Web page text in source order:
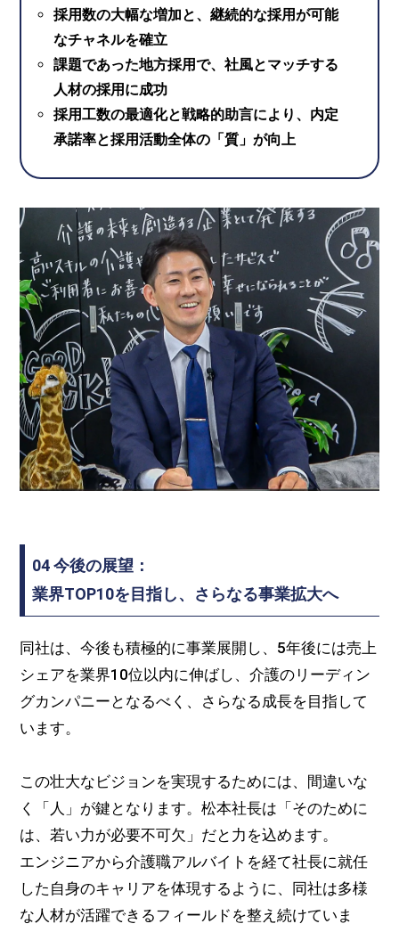
採用数の大幅な増加と、継続的な採用が可能
なチャネルを確立
課題であった地方採用で、社風とマッチする
人材の採用に成功
採用工数の最適化と戦略的助言により、内定
承諾率と採用活動全体の「質」が向上
04 今後の展望：
業界TOP10を目指し、さらなる事業拡大へ
同社は、今後も積極的に事業展開し、5年後には売上
シェアを業界10位以内に伸ばし、介護のリーディン
グカンパニーとなるべく、さらなる成長を目指して
います。
この壮大なビジョンを実現するためには、間違いな
く「人」が鍵となります。松本社長は「そのために
は、若い力が必要不可欠」だと力を込めます。
エンジニアから介護職アルバイトを経て社長に就任
した自身のキャリアを体現するように、同社は多様
な人材が活躍できるフィールドを整え続けていま